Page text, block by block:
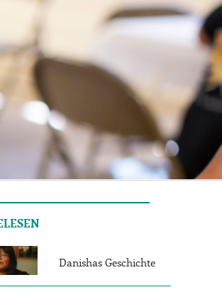
Danishas Geschichte